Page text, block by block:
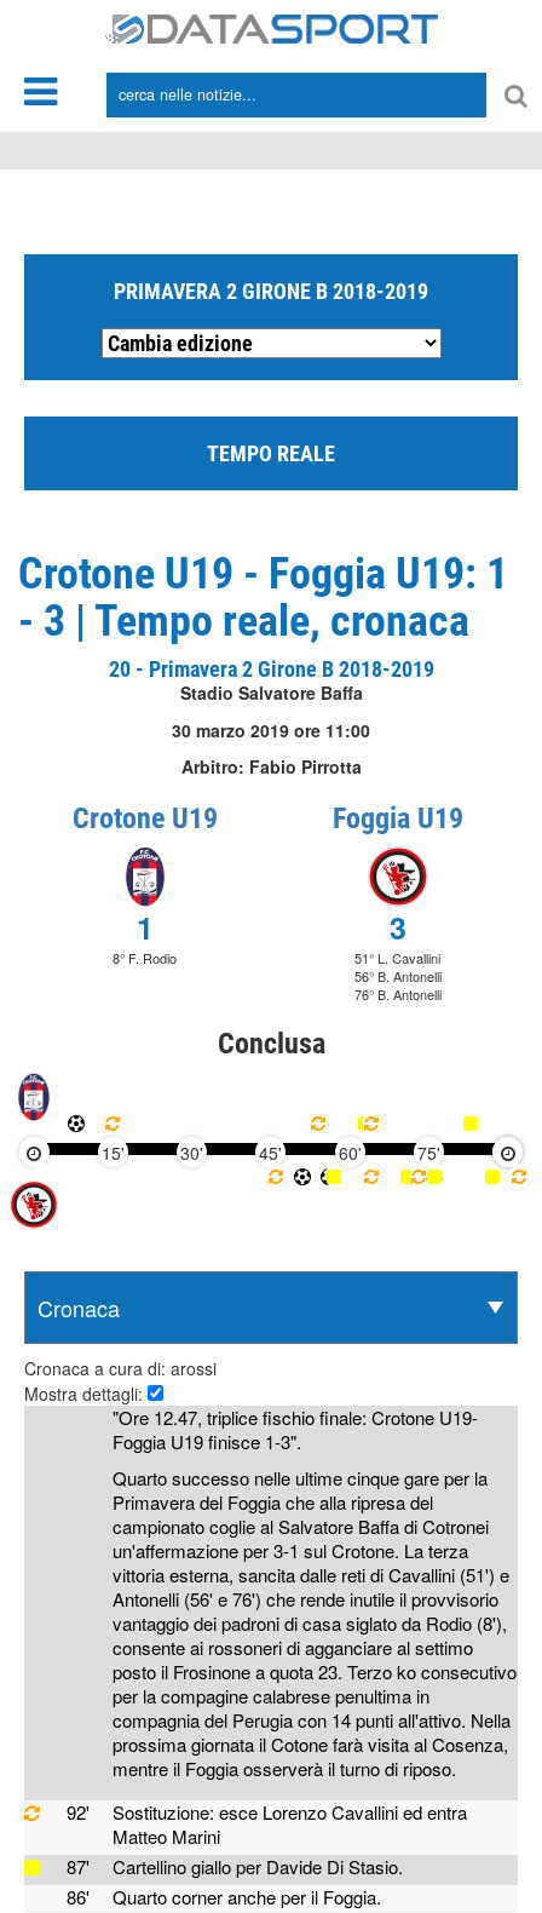
PRIMAVERA 2 GIRONE B 2018-2019
TEMPO REALE
Crotone U19 - Foggia U19: 1
- 3 | Tempo reale, cronaca
20 - Primavera 2 Girone B 2018-2019
Stadio Salvatore Baffa
30 marzo 2019 ore 11:00
Arbitro: Fabio Pirrotta
Crotone U19
1
8° F. Rodio
Foggia U19
3
51° L. Cavallini
56° B. Antonelli
76° B. Antonelli
Conclusa
15' 30' 45' 60' 75' 90'
Cronaca a cura di: arossi
Mostra dettagli:
"Ore 12.47, triplice fischio finale: Crotone U19-
Foggia U19 finisce 1-3".
Quarto successo nelle ultime cinque gare per la
Primavera del Foggia che alla ripresa del
campionato coglie al Salvatore Baffa di Cotronei
un'affermazione per 3-1 sul Crotone. La terza
vittoria esterna, sancita dalle reti di Cavallini (51') e
Antonelli (56' e 76') che rende inutile il provvisorio
vantaggio dei padroni di casa siglato da Rodio (8'),
consente ai rossoneri di agganciare al settimo
posto il Frosinone a quota 23. Terzo ko consecutivo
per la compagine calabrese penultima in
compagnia del Perugia con 14 punti all'attivo. Nella
prossima giornata il Cotone farà visita al Cosenza,
mentre il Foggia osserverà il turno di riposo.
92'
Sostituzione: esce Lorenzo Cavallini ed entra
Matteo Marini
87'
Cartellino giallo per Davide Di Stasio.
86'
Quarto corner anche per il Foggia.